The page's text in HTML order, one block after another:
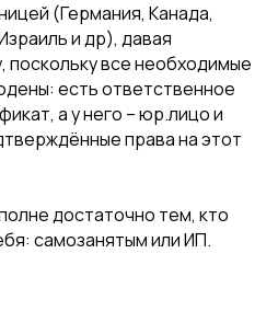
(Германия, Канада,
и др), давая
поскольку все необходимые
есть ответственное
а у него – юр.лицо и
права на этот
достаточно тем, кто
самозанятым или ИП.